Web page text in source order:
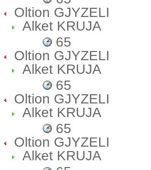
Oltion GJYZELI
Alket KRUJA
65
Oltion GJYZELI
Alket KRUJA
65
Oltion GJYZELI
Alket KRUJA
65
Oltion GJYZELI
Alket KRUJA